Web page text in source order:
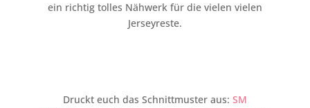
ein richtig tolles Nähwerk für die vielen vielen
Jerseyreste.
Druckt euch das Schnittmuster aus: SM